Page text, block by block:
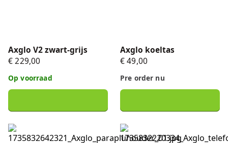
Axglo V2 zwart-grijs
€ 229,00
Op voorraad
Axglo koeltas
€ 49,00
Pre order nu
Axglo parapluhouder Telefoonhouder (zwart)